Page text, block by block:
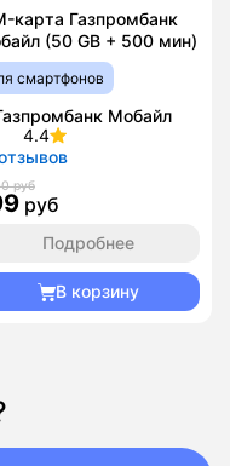
карта Газпромбанк
(50 GB + 500 мин)
смартфонов
Мобайл
4.4
руб
руб
Подробнее
В корзину